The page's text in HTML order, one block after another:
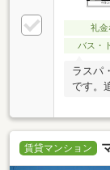
礼金
バス・
ラスパ
です。
賃貸マンション